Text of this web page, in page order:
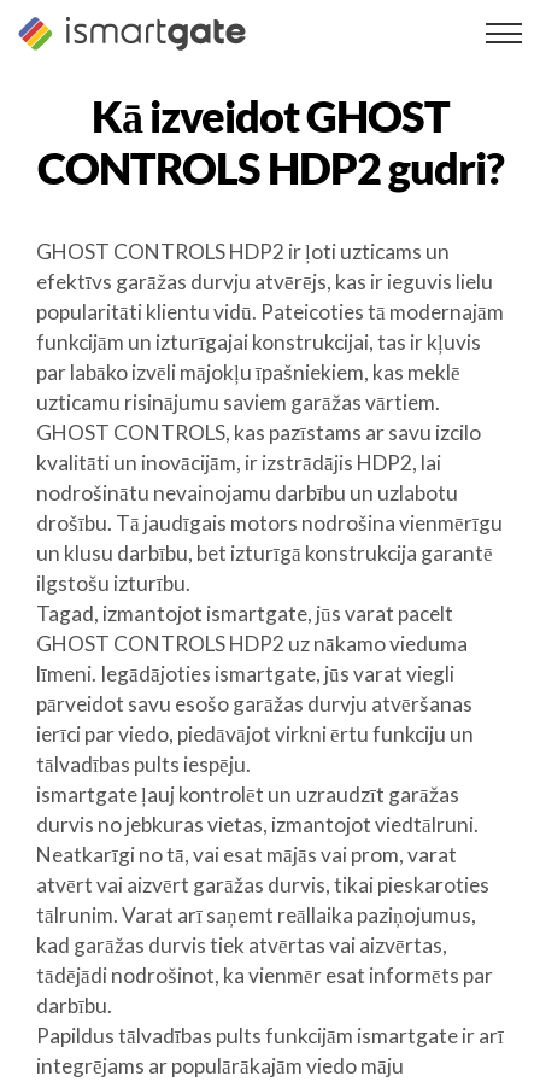
Pāriet
Kā izveidotGHOST
CONTROLS HDP2gudri?
GHOST CONTROLS HDP2 ir ļoti uzticams un
efektīvs garāžas durvju atvērējs, kas ir ieguvis lielu
popularitāti klientu vidū. Pateicoties tā modernajām
funkcijām un izturīgajai konstrukcijai, tas ir kļuvis
par labāko izvēli mājokļu īpašniekiem, kas meklē
uzticamu risinājumu saviem garāžas vārtiem.
GHOST CONTROLS, kas pazīstams ar savu izcilo
kvalitāti un inovācijām, ir izstrādājis HDP2, lai
nodrošinātu nevainojamu darbību un uzlabotu
drošību. Tā jaudīgais motors nodrošina vienmērīgu
un klusu darbību, bet izturīgā konstrukcija garantē
ilgstošu izturību.
Tagad, izmantojot ismartgate, jūs varat pacelt
GHOST CONTROLS HDP2 uz nākamo vieduma
līmeni. Iegādājoties ismartgate, jūs varat viegli
pārveidot savu esošo garāžas durvju atvēršanas
ierīci par viedo, piedāvājot virkni ērtu funkciju un
tālvadības pults iespēju.
ismartgate ļauj kontrolēt un uzraudzīt garāžas
durvis no jebkuras vietas, izmantojot viedtālruni.
Neatkarīgi no tā, vai esat mājās vai prom, varat
atvērt vai aizvērt garāžas durvis, tikai pieskaroties
tālrunim. Varat arī saņemt reāllaika paziņojumus,
kad garāžas durvis tiek atvērtas vai aizvērtas,
tādējādi nodrošinot, ka vienmēr esat informēts par
darbību.
Papildus tālvadības pults funkcijām ismartgate ir arī
integrējams ar populārākajām viedo māju